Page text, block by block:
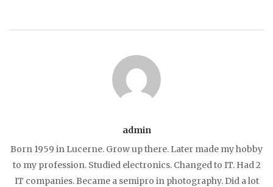
admin
Born 1959 in Lucerne. Grow up there. Later made my hobby
to my profession. Studied electronics. Changed to IT. Had 2
IT companies. Became a semipro in photography. Did a lot